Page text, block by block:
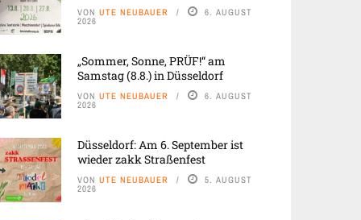
VON UTE NEUBAUER 6. AUGUST
2026
„Sommer, Sonne, PRÜF!“ am
Samstag (8.8.) in Düsseldorf
VON UTE NEUBAUER 6. AUGUST
2026
Düsseldorf: Am 6. September ist
wieder zakk Straßenfest
VON UTE NEUBAUER 5. AUGUST
2026